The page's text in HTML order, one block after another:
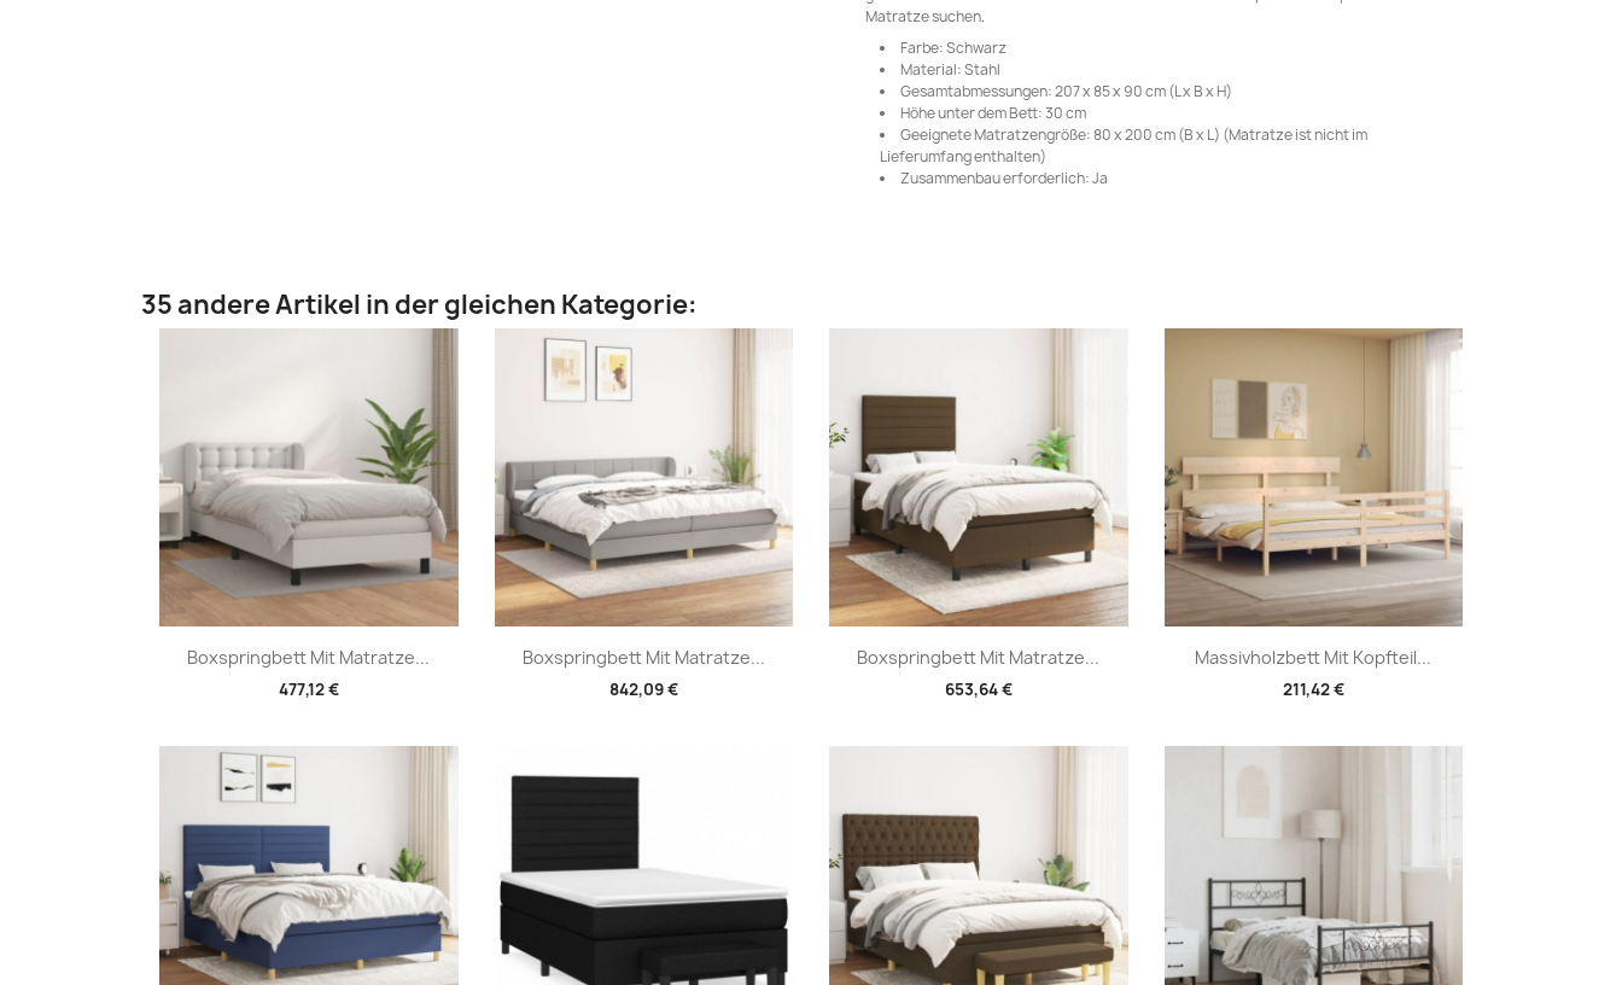
Matratze suchen.
Farbe: Schwarz
Material: Stahl
Gesamtabmessungen: 207 x 85 x 90 cm (L x B x H)
Höhe unter dem Bett: 30 cm
Geeignete Matratzengröße: 80 x 200 cm (B x L) (Matratze ist nicht im
Lieferumfang enthalten)
Zusammenbau erforderlich: Ja
35 andere Artikel in der gleichen Kategorie:
Boxspringbett Mit Matratze...
477,12 €
Vorschau Boxspringbett Mit Matratze...
842,09 €
Vorschau Boxspringbett Mit Matratze...
653,64 €
Vorschau Massivholzbett Mit Kopfteil...
211,42 €
Vorschau